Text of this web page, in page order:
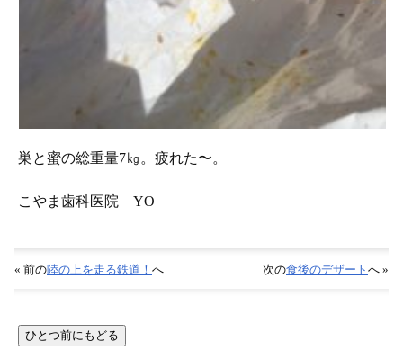
巣と蜜の総重量7㎏。疲れた〜。
こやま歯科医院 YO
« 前の陸の上を走る鉄道！ へ 次の食後のデザート へ »